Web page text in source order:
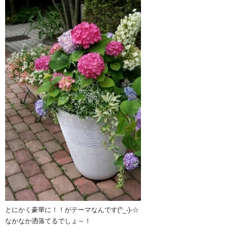
とにかく豪華に！！がテーマなんです(^_-)-☆
なかなか洒落てるでしょ～！